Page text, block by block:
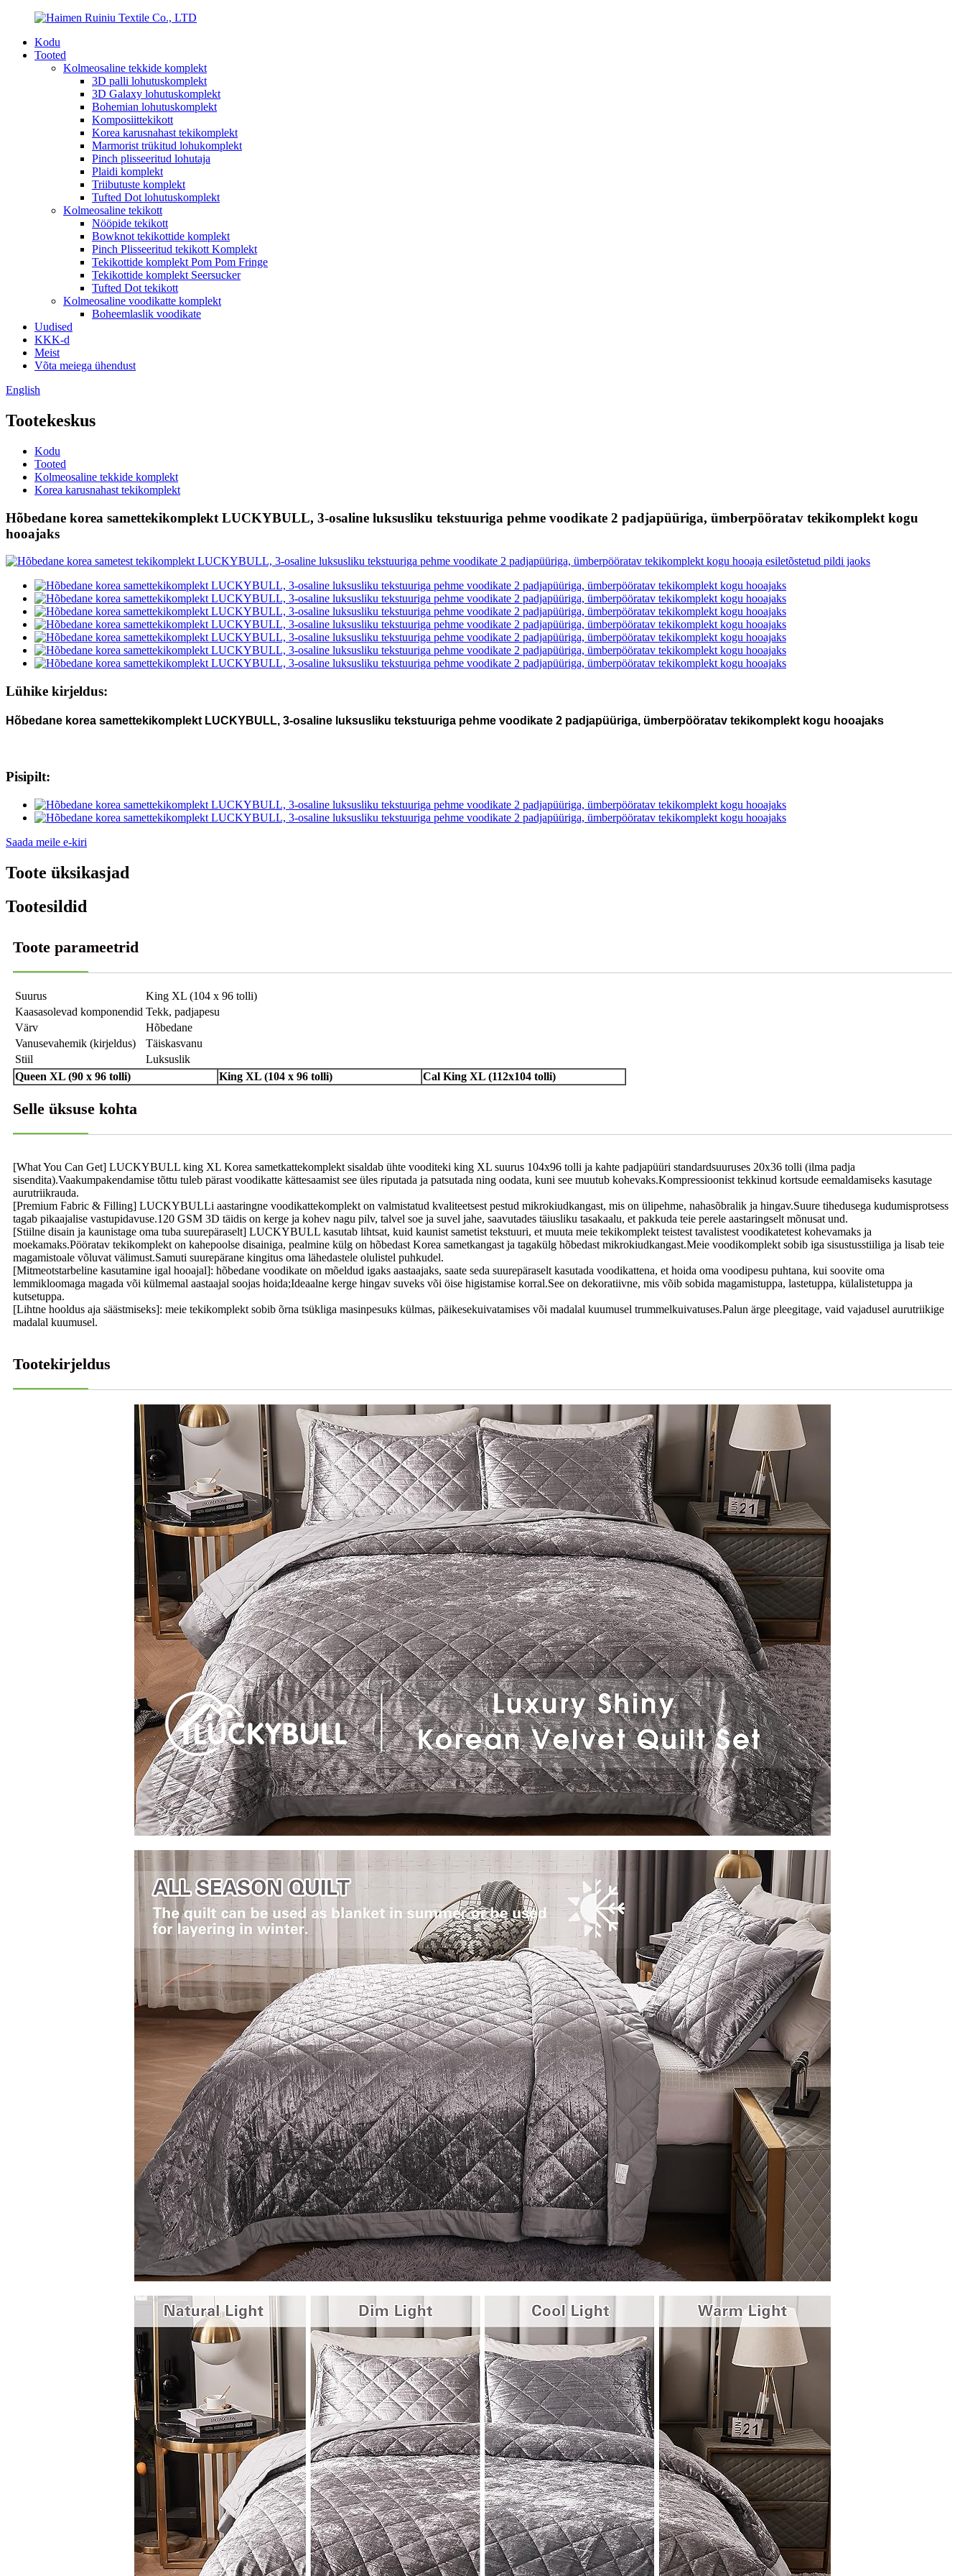
Kodu
Tooted
Kolmeosaline tekkide komplekt
3D palli lohutuskomplekt
3D Galaxy lohutuskomplekt
Bohemian lohutuskomplekt
Komposiittekikott
Korea karusnahast tekikomplekt
Marmorist trükitud lohukomplekt
Pinch plisseeritud lohutaja
Plaidi komplekt
Triibutuste komplekt
Tufted Dot lohutuskomplekt
Kolmeosaline tekikott
Nööpide tekikott
Bowknot tekikottide komplekt
Pinch Plisseeritud tekikott Komplekt
Tekikottide komplekt Pom Pom Fringe
Tekikottide komplekt Seersucker
Tufted Dot tekikott
Kolmeosaline voodikatte komplekt
Boheemlaslik voodikate
Uudised
KKK-d
Meist
Võta meiega ühendust
English
Tootekeskus
Kodu
Tooted
Kolmeosaline tekkide komplekt
Korea karusnahast tekikomplekt
Hõbedane korea samettekikomplekt LUCKYBULL, 3-osaline luksusliku tekstuuriga pehme voodikate 2 padjapüüriga, ümberpööratav tekikomplekt kogu
hooajaks
Lühike kirjeldus:
Hõbedane korea samettekikomplekt LUCKYBULL, 3-osaline luksusliku tekstuuriga pehme voodikate 2 padjapüüriga, ümberpööratav tekikomplekt kogu hooajaks
Pisipilt:
Saada meile e-kiri
Toote üksikasjad
Tootesildid
Toote parameetrid
Suurus
King XL (104 x 96 tolli)
Kaasasolevad komponendid Tekk, padjapesu
Värv
Hõbedane
Vanusevahemik (kirjeldus)
Täiskasvanu
Stiil
Luksuslik
Queen XL (90 x 96 tolli)
King XL (104 x 96 tolli) Cal King XL (112x104 tolli)
Selle üksuse kohta
[What You Can Get] LUCKYBULL king XL Korea sametkattekomplekt sisaldab ühte vooditeki king XL suurus 104x96 tolli ja kahte padjapüüri standardsuuruses 20x36 tolli (ilma padja
sisendita).Vaakumpakendamise tõttu tuleb pärast voodikatte kättesaamist see üles riputada ja patsutada ning oodata, kuni see muutub kohevaks.Kompressioonist tekkinud kortsude eemaldamiseks kasutage
aurutriikrauda.
[Premium Fabric & Filling] LUCKYBULLi aastaringne voodikattekomplekt on valmistatud kvaliteetsest pestud mikrokiudkangast, mis on ülipehme, nahasõbralik ja hingav.Suure tihedusega kudumisprotsess
tagab pikaajalise vastupidavuse.120 GSM 3D täidis on kerge ja kohev nagu pilv, talvel soe ja suvel jahe, saavutades täiusliku tasakaalu, et pakkuda teie perele aastaringselt mõnusat und.
[Stiilne disain ja kaunistage oma tuba suurepäraselt] LUCKYBULL kasutab lihtsat, kuid kaunist sametist tekstuuri, et muuta meie tekikomplekt teistest tavalistest voodikatetest kohevamaks ja
moekamaks.Pööratav tekikomplekt on kahepoolse disainiga, pealmine külg on hõbedast Korea sametkangast ja tagakülg hõbedast mikrokiudkangast.Meie voodikomplekt sobib iga sisustusstiiliga ja lisab teie
magamistoale võluvat välimust.Samuti suurepärane kingitus oma lähedastele olulistel puhkudel.
[Mitmeotstarbeline kasutamine igal hooajal]: hõbedane voodikate on mõeldud igaks aastaajaks, saate seda suurepäraselt kasutada voodikattena, et hoida oma voodipesu puhtana, kui soovite oma
lemmikloomaga magada või külmemal aastaajal soojas hoida;Ideaalne kerge hingav suveks või öise higistamise korral.See on dekoratiivne, mis võib sobida magamistuppa, lastetuppa, külalistetuppa ja
kutsetuppa.
[Lihtne hooldus aja säästmiseks]: meie tekikomplekt sobib õrna tsükliga masinpesuks külmas, päikesekuivatamises või madalal kuumusel trummelkuivatuses.Palun ärge pleegitage, vaid vajadusel aurutriikige
madalal kuumusel.
Tootekirjeldus